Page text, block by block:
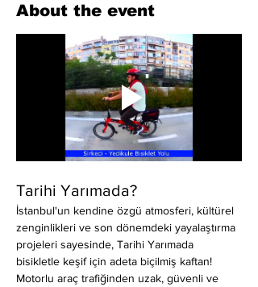
About the event
Tarihi Yarımada?
İstanbul'un kendine özgü atmosferi, kültürel
zenginlikleri ve son dönemdeki yayalaştırma
projeleri sayesinde, Tarihi Yarımada
bisikletle keşif için adeta biçilmiş kaftan!
Motorlu araç trafiğinden uzak, güvenli ve